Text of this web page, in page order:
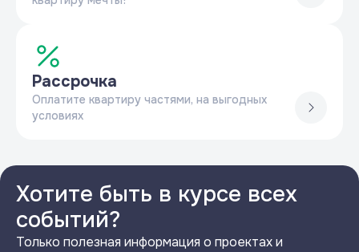
Рассрочка
Оплатите квартиру частями, на выгодных
условиях
Хотите быть в курсе всех
событий?
Только полезная информация о проектах и